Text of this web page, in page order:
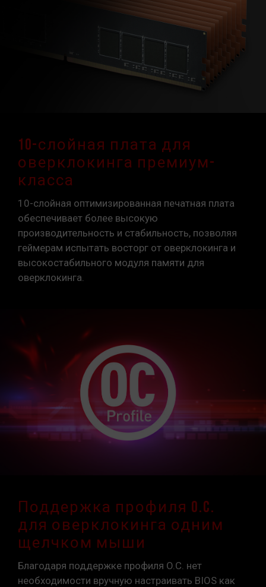
10-слойная плата для
оверклокинга премиум-
класса
10-слойная оптимизированная печатная плата
обеспечивает более высокую
производительность и стабильность, позволяя
геймерам испытать восторг от оверклокинга и
высокостабильного модуля памяти для
оверклокинга.
Поддержка профиля O.C.
для оверклокинга одним
щелчком мыши
Благодаря поддержке профиля O.C. нет
необходимости вручную настраивать BIOS как